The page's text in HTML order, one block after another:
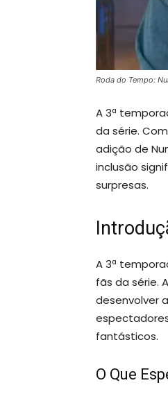
Roda do Tempo:
A 3ª
da série.
adição de
inclusão
surpresas.
A 3ª
fãs da série.
desenvolver
fantásticos.
O Que